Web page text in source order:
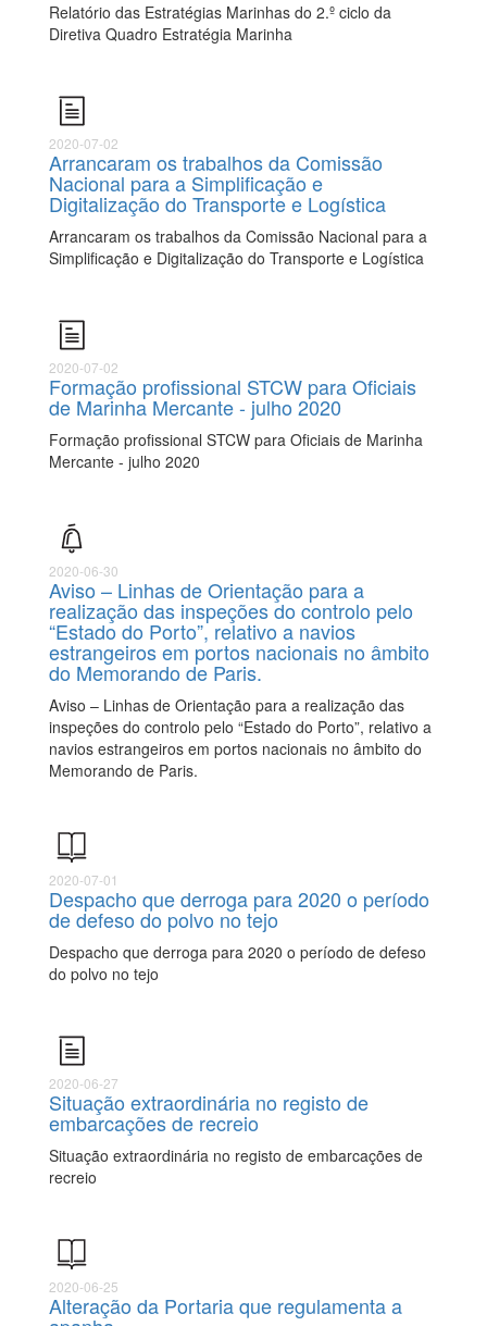
Relatório das Estratégias Marinhas do 2.º ciclo da
Diretiva Quadro Estratégia Marinha
2020-07-02
Arrancaram os trabalhos da Comissão
Nacional para a Simplificação e
Digitalização do Transporte e Logística
Arrancaram os trabalhos da Comissão Nacional para a
Simplificação e Digitalização do Transporte e Logística
2020-07-02
Formação profissional STCW para Oficiais
de Marinha Mercante - julho 2020
Formação profissional STCW para Oficiais de Marinha
Mercante - julho 2020
2020-06-30
Aviso – Linhas de Orientação para a
realização das inspeções do controlo pelo
“Estado do Porto”, relativo a navios
estrangeiros em portos nacionais no âmbito
do Memorando de Paris.
Aviso – Linhas de Orientação para a realização das
inspeções do controlo pelo “Estado do Porto”, relativo a
navios estrangeiros em portos nacionais no âmbito do
Memorando de Paris.
2020-07-01
Despacho que derroga para 2020 o período
de defeso do polvo no tejo
Despacho que derroga para 2020 o período de defeso
do polvo no tejo
2020-06-27
Situação extraordinária no registo de
embarcações de recreio
Situação extraordinária no registo de embarcações de
recreio
2020-06-25
Alteração da Portaria que regulamenta a